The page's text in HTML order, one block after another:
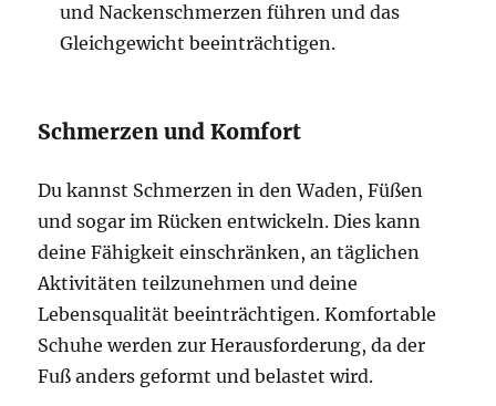
und Nackenschmerzen führen und das
Gleichgewicht beeinträchtigen.
Schmerzen und Komfort
Du kannst Schmerzen in den Waden, Füßen
und sogar im Rücken entwickeln. Dies kann
deine Fähigkeit einschränken, an täglichen
Aktivitäten teilzunehmen und deine
Lebensqualität beeinträchtigen. Komfortable
Schuhe werden zur Herausforderung, da der
Fuß anders geformt und belastet wird.